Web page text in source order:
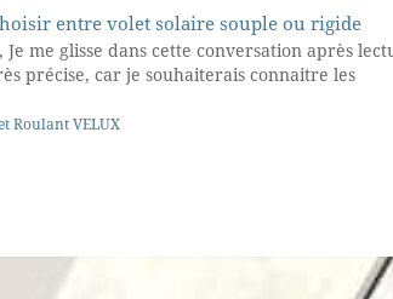
entre volet solaire souple ou rigide
Je me glisse dans cette conversation après
précise, car je souhaiterais connaitre les
Roulant VELUX